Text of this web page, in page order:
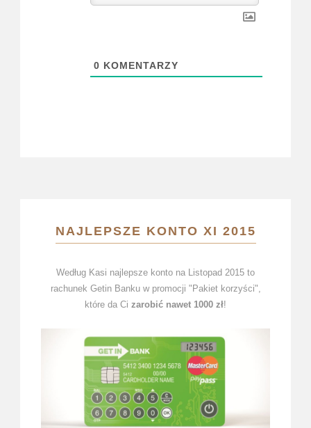
0 KOMENTARZY
NAJLEPSZE KONTO XI 2015
Według Kasi najlepsze konto na Listopad 2015 to
rachunek Getin Banku w promocji "Pakiet korzyści",
które da Ci zarobić nawet 1000 zł!